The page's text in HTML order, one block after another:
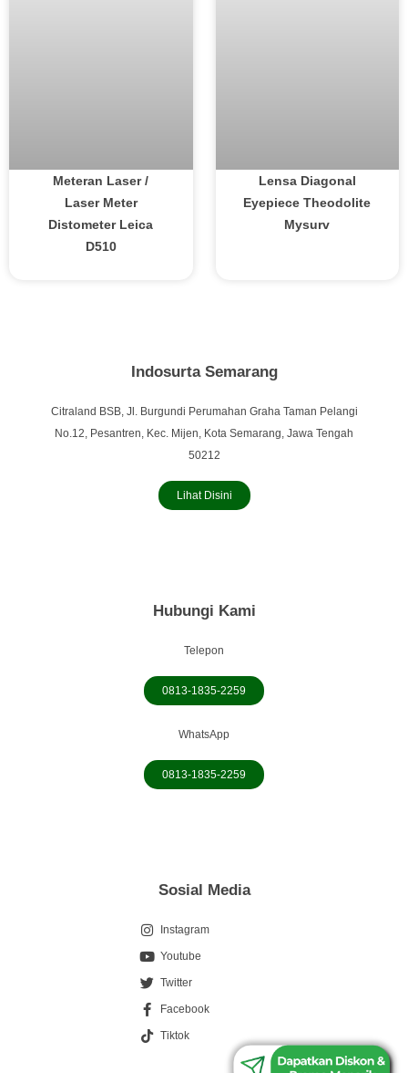
Meteran Laser /
Laser Meter
Distometer Leica
D510
Lensa Diagonal
Eyepiece Theodolite
Mysurv
Indosurta Semarang
Citraland BSB, Jl. Burgundi Perumahan Graha Taman Pelangi
No.12, Pesantren, Kec. Mijen, Kota Semarang, Jawa Tengah
50212
Lihat Disini
Hubungi Kami
Telepon
0813-1835-2259
WhatsApp
0813-1835-2259
Sosial Media
Instagram
Youtube
Twitter
Facebook
Tiktok